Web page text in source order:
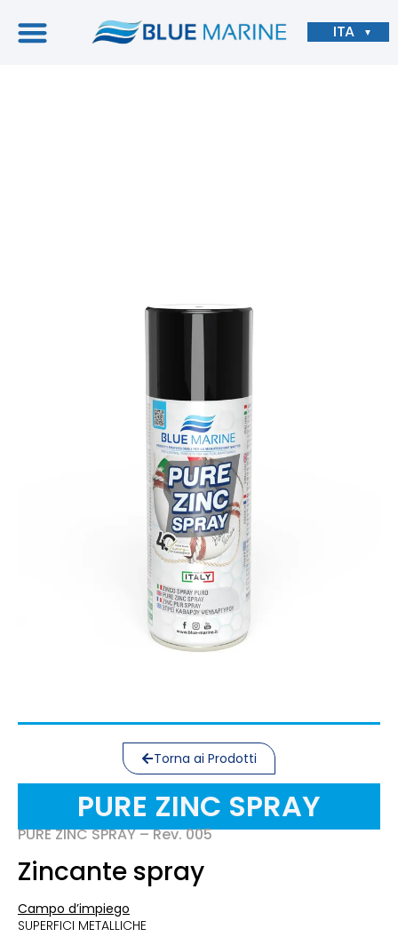
ITA ▼
Torna ai Prodotti
PURE ZINC SPRAY
PURE ZINC SPRAY – Rev. 005
Zincante spray
Campo d’impiego
SUPERFICI METALLICHE